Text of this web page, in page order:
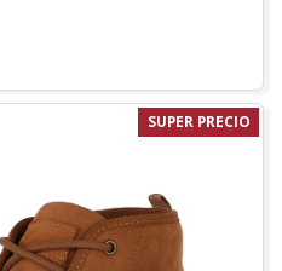
SUPER PRECIO